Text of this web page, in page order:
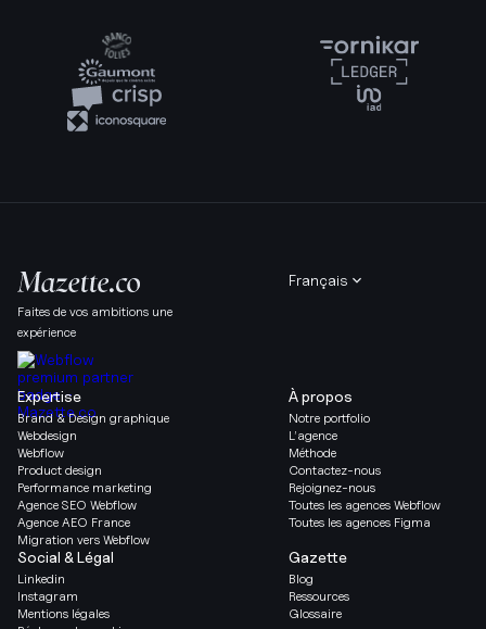
Faites de vos ambitions une
expérience
Français
À propos
Notre portfolio
L’agence
Méthode
Contactez-nous
Rejoignez-nous
Toutes les agences Webflow
Toutes les agences Figma
Expertise
Brand & Design graphique
Webdesign
Webflow
Product design
Performance marketing
Agence SEO Webflow
Agence AEO France
Migration vers Webflow
Gazette
Blog
Ressources
Glossaire
Social & Légal
Linkedin
Instagram
Mentions légales